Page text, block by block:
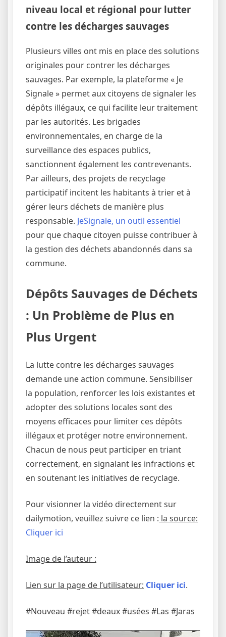
niveau local et régional pour lutter
contre les décharges sauvages
Plusieurs villes ont mis en place des solutions
originales pour contrer les décharges
sauvages. Par exemple, la plateforme « Je
Signale » permet aux citoyens de signaler les
dépôts illégaux, ce qui facilite leur traitement
par les autorités. Les brigades
environnementales, en charge de la
surveillance des espaces publics,
sanctionnent également les contrevenants.
Par ailleurs, des projets de recyclage
participatif incitent les habitants à trier et à
gérer leurs déchets de manière plus
responsable. JeSignale, un outil essentiel
pour que chaque citoyen puisse contribuer à
la gestion des déchets abandonnés dans sa
commune.
Dépôts Sauvages de Déchets
: Un Problème de Plus en
Plus Urgent
La lutte contre les décharges sauvages
demande une action commune. Sensibiliser
la population, renforcer les lois existantes et
adopter des solutions locales sont des
moyens efficaces pour limiter ces dépôts
illégaux et protéger notre environnement.
Chacun de nous peut participer en triant
correctement, en signalant les infractions et
en soutenant les initiatives de recyclage.
Pour visionner la vidéo directement sur
dailymotion, veuillez suivre ce lien : la source:
Cliquer ici
Image de l’auteur :
Lien sur la page de l’utilisateur: Cliquer ici.
#Nouveau #rejet #deaux #usées #Las #Jaras